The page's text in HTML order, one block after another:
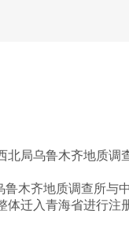
局乌鲁木齐地质调
木齐地质调查所与
体迁入青海省进行注